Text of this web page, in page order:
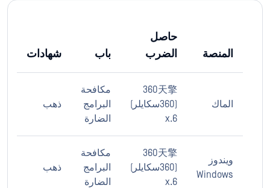
المنصة
حاصل
الضرب
باب شهادات
الماك
360天擎
(360سكايلر)
6.x
مكافحة
البرامج
الضارة
ذهب
ويندوز
Windows
360天擎
(360سكايلر)
6.x
مكافحة
البرامج
الضارة
ذهب